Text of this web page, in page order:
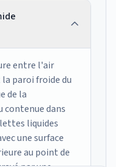
entre l'air
paroi froide du
de la
contenue dans
liquides
une surface
au point de